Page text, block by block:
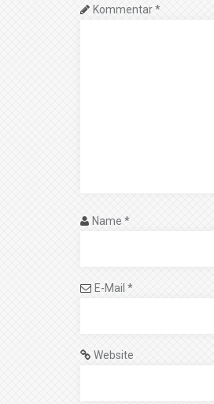
Kommentar*
Name *
E-Mail *
Website